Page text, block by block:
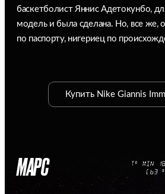
баскетболист Яннис Адетокунбо,
модель и была сделана. Но, все же,
по паспорту, нигериец по
Купить Nike Giannis
МАРС